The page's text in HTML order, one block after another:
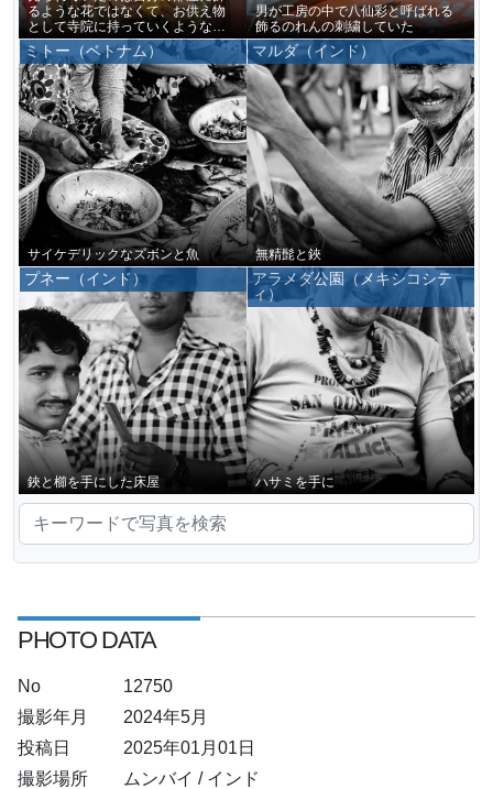
るような花ではなくて、お供え物
として寺院に持っていくようなお
花ばかりだった
男が工房の中で八仙彩と呼ばれる
飾るのれんの刺繍していた
ミトー（ベトナム）
サイケデリックなズボンと魚
マルダ（インド）
無精髭と鋏
プネー（インド）
鋏と櫛を手にした床屋
アラメダ公園（メキシコシテ
ィ）
ハサミを手に
PHOTO DATA
No
12750
撮影年月
2024年5月
投稿日
2025年01月01日
撮影場所
ムンバイ / インド